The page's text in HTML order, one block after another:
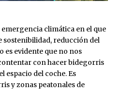
climática en el que
sostenibilidad, reducción del
es evidente que no nos
con hacer bidegorris
espacio del coche. Es
y zonas peatonales de